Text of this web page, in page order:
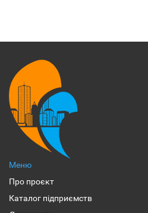
Меню
Про проєкт
Каталог підприємств